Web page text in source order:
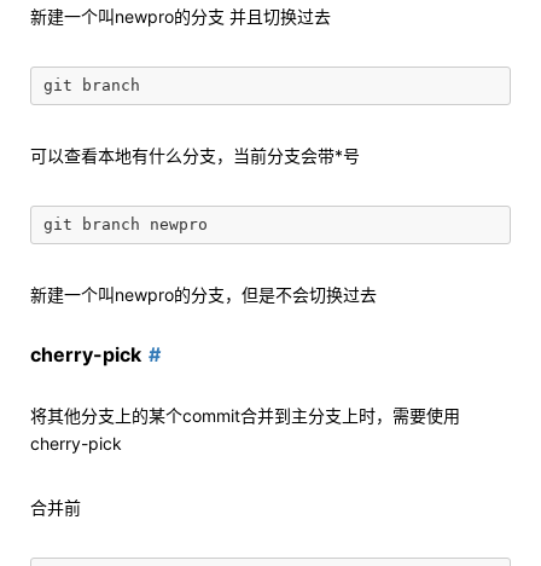
新建一个叫newpro的分支 并且切换过去
可以查看本地有什么分支，当前分支会带*号
新建一个叫newpro的分支，但是不会切换过去
cherry-pick
将其他分支上的某个commit合并到主分支上时，需要使用
cherry-pick
合并前